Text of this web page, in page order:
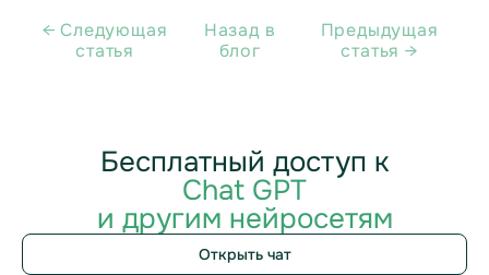
← Cледующая
статья
Назад в
блог
Предыдущая
статья →
Бесплатный доступ к
Chat GPT
и другим нейросетям
Открыть чат